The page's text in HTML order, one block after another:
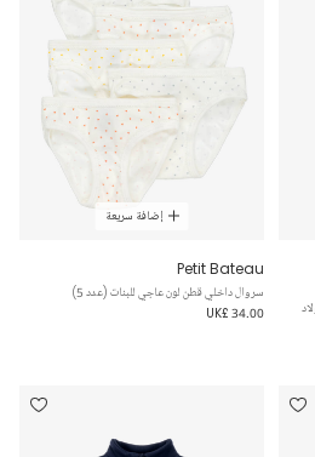
إضافة سريعة
Petit Bateau
سروال داخلي قطن لون عاجي للبنات (عدد 5)
UK£ 34.00